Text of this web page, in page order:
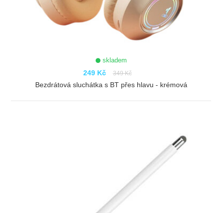
skladem
249 Kč 349 Kč
Bezdrátová sluchátka s BT přes hlavu - krémová